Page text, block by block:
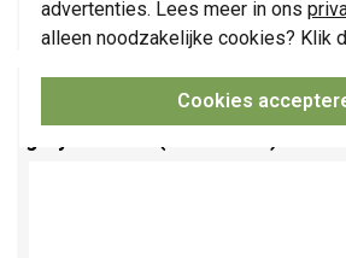
advertenties. Lees meer in ons
alleen noodzakelijke cookies? Klik
Cookies
132,95 +
-
Niko Rocker 2-voudige
voor 1 dubbele en 1 enkele